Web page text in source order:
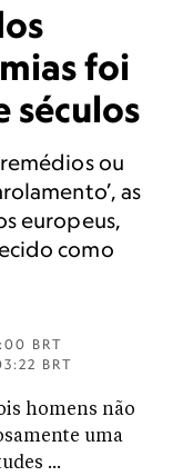
foi
séculos
ou
as
europeus,
como
BRT
BRT